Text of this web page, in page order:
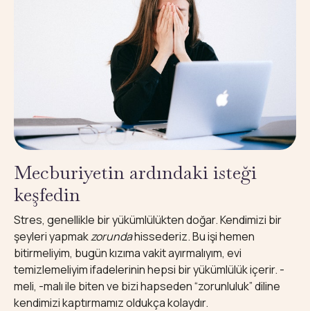
Mecburiyetin ardındaki isteği
keşfedin
Stres, genellikle bir yükümlülükten doğar. Kendimizi bir
şeyleri yapmakzorundahissederiz. Bu işi hemen
bitirmeliyim, bugün kızıma vakit ayırmalıyım, evi
temizlemeliyim ifadelerinin hepsi bir yükümlülük içerir. -
meli, -malı ile biten ve bizi hapseden “zorunluluk” diline
kendimizi kaptırmamız oldukça kolaydır.